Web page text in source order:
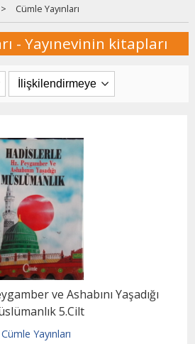
> Cümle Yayınları
- Yayınevinin kitapları
ve Ashabını Yaşadığı
5.Cilt
Cümle Yayınları